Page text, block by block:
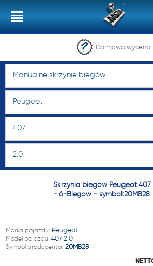
Darmowa wycena!
Manualne skrzynie biegów
Peugeot
407
2.0
Skrzynia biegów Peugeot 407
- 6-Biegów - symbol:20MB28
Marka pojazdu: Peugeot
Model pojazdu: 407 2.0
Symbol producenta: 20MB28